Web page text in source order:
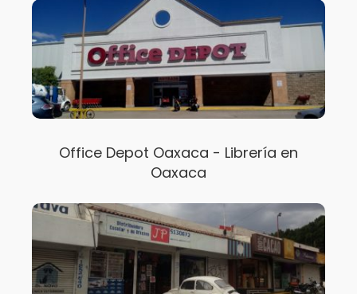
Office Depot Oaxaca - Librería en
Oaxaca